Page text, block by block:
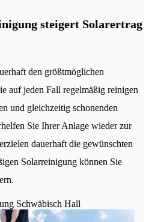
steigert Solarertrag
den größtmöglichen
auf jeden Fall regelmäßig reinigen
und gleichzeitig schonenden
Sie Ihrer Anlage wieder zur
dauerhaft die gewünschten
Solarreinigung können Sie